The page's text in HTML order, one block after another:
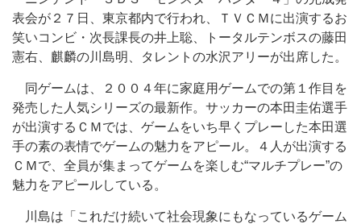
表会が２７日、東京都内で行われ、ＴＶＣＭに出演するお
笑いコンビ・次長課長の井上聡、トータルテンボスの藤田
憲右、麒麟の川島明、タレントの水沢アリーが出席した。
同ゲームは、２００４年に家庭用ゲームでの第１作目を
発売した人気シリーズの最新作。サッカーの本田圭佑選手
が出演するＣＭでは、ゲームをいち早くプレーした本田選
手の素の表情でゲームの魅力をアピール。４人が出演する
ＣＭで、全員が集まってゲームを楽しむ“マルチプレー”の
魅力をアピールしている。
川島は「これだけ続いて社会現象にもなっているゲーム